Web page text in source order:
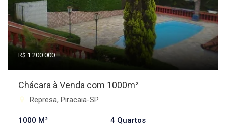
R$ 1.200.000
Chácara à Venda com 1000m²
Represa, Piracaia-SP
1000 M² 4 Quartos